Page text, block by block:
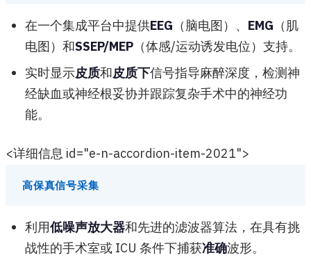
在一个集成平台中提供EEG （脑电图）、 EMG （肌
电图）和SSEP/MEP （体感/运动诱发电位）支持。
实时显示皮质和皮质下信号指导麻醉深度，检测神
经缺血或神经根妥协并跟踪复杂手术中的神经功
能。
<详细信息 id="e-n-accordion-item-2021">
高保真信号采集
利用低噪声放大器和先进的滤波器算法，在具有挑
战性的手术室或 ICU 条件下捕获准确波形。